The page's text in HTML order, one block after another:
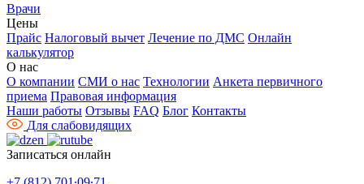
Врачи
Цены
Прайс Налоговый вычет Лечение по ДМС Онлайн
калькулятор
О нас
О компании СМИ о нас Технологии Анкета первичного
приема Правовая информация
Наши работы Отзывы FAQ Блог Контакты
Для слабовидящих
Записаться онлайн